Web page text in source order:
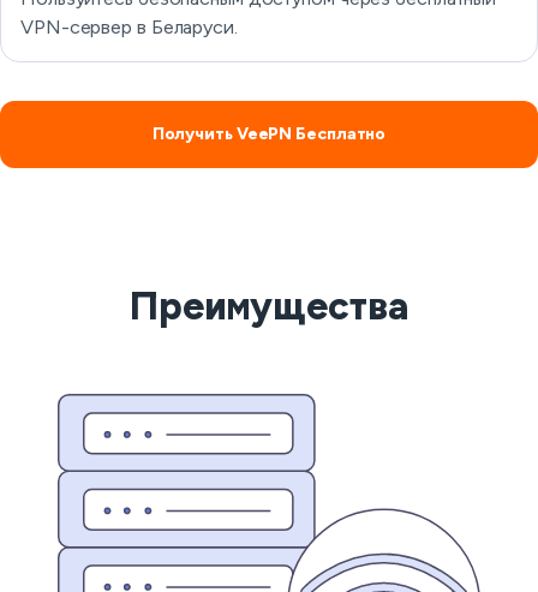
VPN-сервер в Беларуси.
Получить VeePN Бесплатно
Преимущества